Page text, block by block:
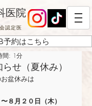
認定医
医院
予約はこちら
せ（夏休み）
間: 1分
お盆休みは
８月２０日（木）